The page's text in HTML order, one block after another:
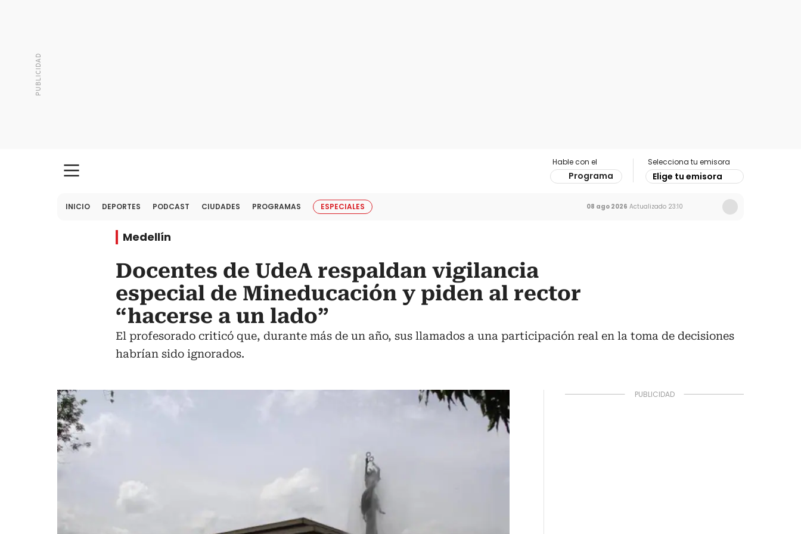
Hable con el
Programa
Selecciona tu emisora
Elige tu emisora
INICIO DEPORTES PODCAST CIUDADES PROGRAMAS ESPECIALES 08 ago 2026 Actualizado 23:10
Medellín
Docentes de UdeA respaldan vigilancia
especial de Mineducación y piden al rector
“hacerse a un lado”
El profesorado criticó que, durante más de un año, sus llamados a una participación real en la toma de decisiones
habrían sido ignorados.